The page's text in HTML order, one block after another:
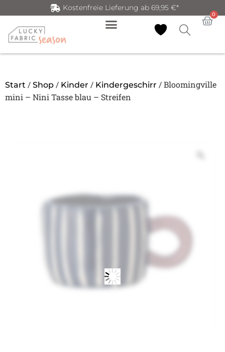
Kostenfreie Lieferung ab 69,95 €*
0
Start / Shop / Kinder / Kindergeschirr / Bloomingville
mini – Nini Tasse blau – Streifen